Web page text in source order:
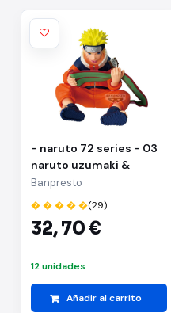
- naruto 72 series - 03
naruto uzumaki &
kakashi hatake(a:naruto
uzumaki)
Banpresto
� � � � �(29)
32,70 €
12 unidades
Añadir al carrito